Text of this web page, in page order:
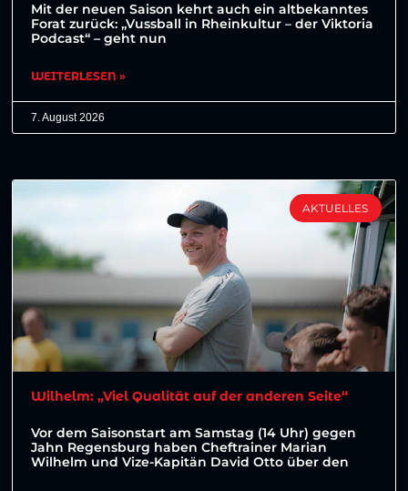
Mit der neuen Saison kehrt auch ein altbekanntes
Forat zurück: „Vussball in Rheinkultur – der Viktoria
Podcast“ – geht nun
WEITERLESEN »
7. August 2026
AKTUELLES
Wilhelm: „Viel Qualität auf der anderen Seite“
Vor dem Saisonstart am Samstag (14 Uhr) gegen
Jahn Regensburg haben Cheftrainer Marian
Wilhelm und Vize-Kapitän David Otto über den